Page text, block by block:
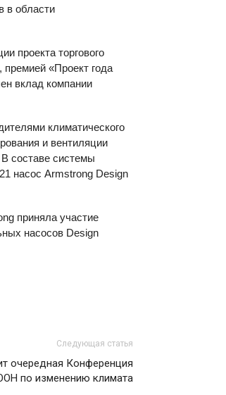
в области
проекта торгового
«Проект года
вклад компании
климатического
и вентиляции
составе системы
насос Armstrong Design
приняла участие
насосов Design
Следующая статья
очередная Конференция
по изменению климата